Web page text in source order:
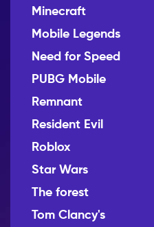
Minecraft
Mobile Legends
Need for Speed
PUBG Mobile
Remnant
Resident Evil
Roblox
Star Wars
The forest
Tom Clancy's